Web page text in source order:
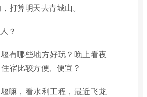
打算明天去青城山。
？
有哪些地方好玩？晚上看夜
宿比较方便、便宜？
嘛，看水利工程，最近飞龙